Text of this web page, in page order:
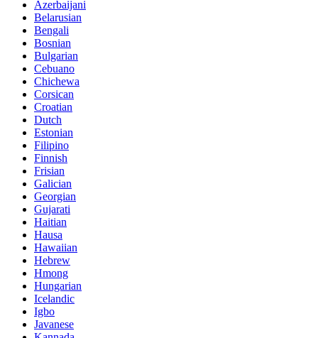
Azerbaijani
Belarusian
Bengali
Bosnian
Bulgarian
Cebuano
Chichewa
Corsican
Croatian
Dutch
Estonian
Filipino
Finnish
Frisian
Galician
Georgian
Gujarati
Haitian
Hausa
Hawaiian
Hebrew
Hmong
Hungarian
Icelandic
Igbo
Javanese